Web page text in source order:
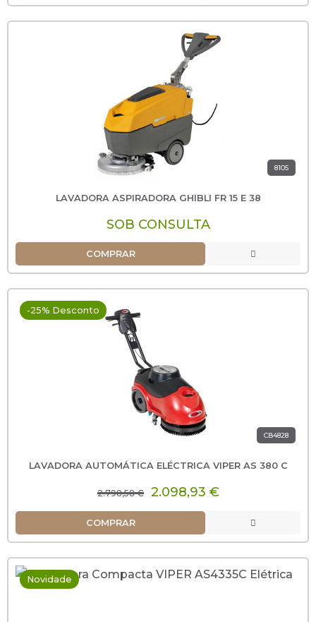
8105
LAVADORA ASPIRADORA GHIBLI FR 15 E 38
SOB CONSULTA
COMPRAR
-25% Desconto
CB4828
LAVADORA AUTOMÁTICA ELÉCTRICA VIPER AS 380 C
2.798,58 € 2.098,93 €
COMPRAR
Novidade